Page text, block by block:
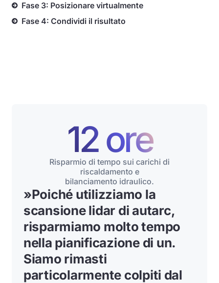
Fase 3: Posizionare virtualmente
Fase 4: Condividi il risultato
12 ore
Risparmio di tempo sui carichi di
riscaldamento e
bilanciamento idraulico.
»Poiché utilizziamo la
scansione lidar di autarc,
risparmiamo molto tempo
nella pianificazione di un.
Siamo rimasti
particolarmente colpiti dal